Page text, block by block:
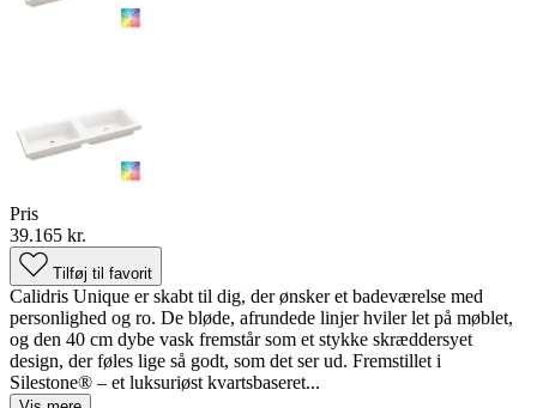
Pris
39.165 kr.
Tilføj til favorit
Calidris Unique er skabt til dig, der ønsker et badeværelse med
personlighed og ro. De bløde, afrundede linjer hviler let på møblet,
og den 40 cm dybe vask fremstår som et stykke skræddersyet
design, der føles lige så godt, som det ser ud. Fremstillet i
Silestone® – et luksuriøst kvartsbaseret...